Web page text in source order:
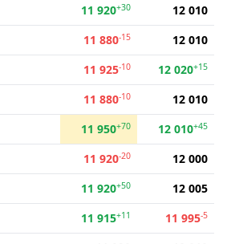
11 920+30
12 010
11 880-15
12 010
11 925-10 12 020+15
11 880-10
12 010
11 950+70 12 010+45
11 920-20
12 000
11 920+50
12 005
11 915+11 11 995-5